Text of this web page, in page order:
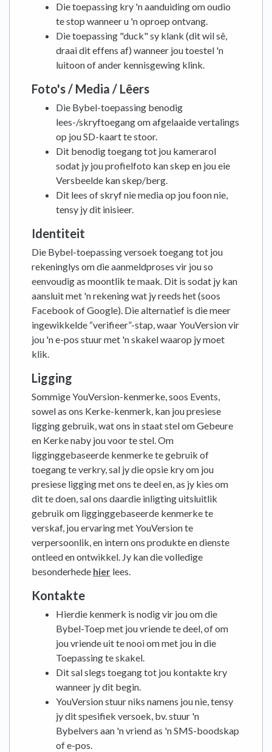
Die toepassing kry 'n aanduiding om oudio
te stop wanneer u 'n oproep ontvang.
Die toepassing "duck" sy klank (dit wil sê,
draai dit effens af) wanneer jou toestel 'n
luitoon of ander kennisgewing klink.
Foto's / Media / Lêers
Die Bybel-toepassing benodig
lees-/skryftoegang om afgelaaide vertalings
op jou SD-kaart te stoor.
Dit benodig toegang tot jou kamerarol
sodat jy jou profielfoto kan skep en jou eie
Versbeelde kan skep/berg.
Dit lees of skryf nie media op jou foon nie,
tensy jy dit inisieer.
Identiteit
Die Bybel-toepassing versoek toegang tot jou
rekeninglys om die aanmeldproses vir jou so
eenvoudig as moontlik te maak. Dit is sodat jy kan
aansluit met 'n rekening wat jy reeds het (soos
Facebook of Google). Die alternatief is die meer
ingewikkelde “verifieer”-stap, waar YouVersion vir
jou 'n e-pos stuur met 'n skakel waarop jy moet
klik.
Ligging
Sommige YouVersion-kenmerke, soos Events,
sowel as ons Kerke-kenmerk, kan jou presiese
ligging gebruik, wat ons in staat stel om Gebeure
en Kerke naby jou voor te stel. Om
ligginggebaseerde kenmerke te gebruik of
toegang te verkry, sal jy die opsie kry om jou
presiese ligging met ons te deel en, as jy kies om
dit te doen, sal ons daardie inligting uitsluitlik
gebruik om ligginggebaseerde kenmerke te
verskaf, jou ervaring met YouVersion te
verpersoonlik, en intern ons produkte en dienste
ontleed en ontwikkel. Jy kan die volledige
besonderhede hier lees.
Kontakte
Hierdie kenmerk is nodig vir jou om die
Bybel-Toep met jou vriende te deel, of om
jou vriende uit te nooi om met jou in die
Toepassing te skakel.
Dit sal slegs toegang tot jou kontakte kry
wanneer jy dit begin.
YouVersion stuur niks namens jou nie, tensy
jy dit spesifiek versoek, bv. stuur 'n
Bybelvers aan 'n vriend as 'n SMS-boodskap
of e-pos.